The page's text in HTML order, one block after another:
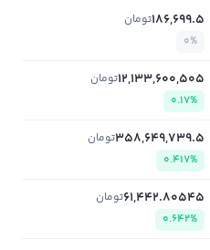
186,699.5تومان
0%
12,133,600,505تومان
0.17%
358,649,739.5تومان
0.417%
61,442.80545تومان
0.642%